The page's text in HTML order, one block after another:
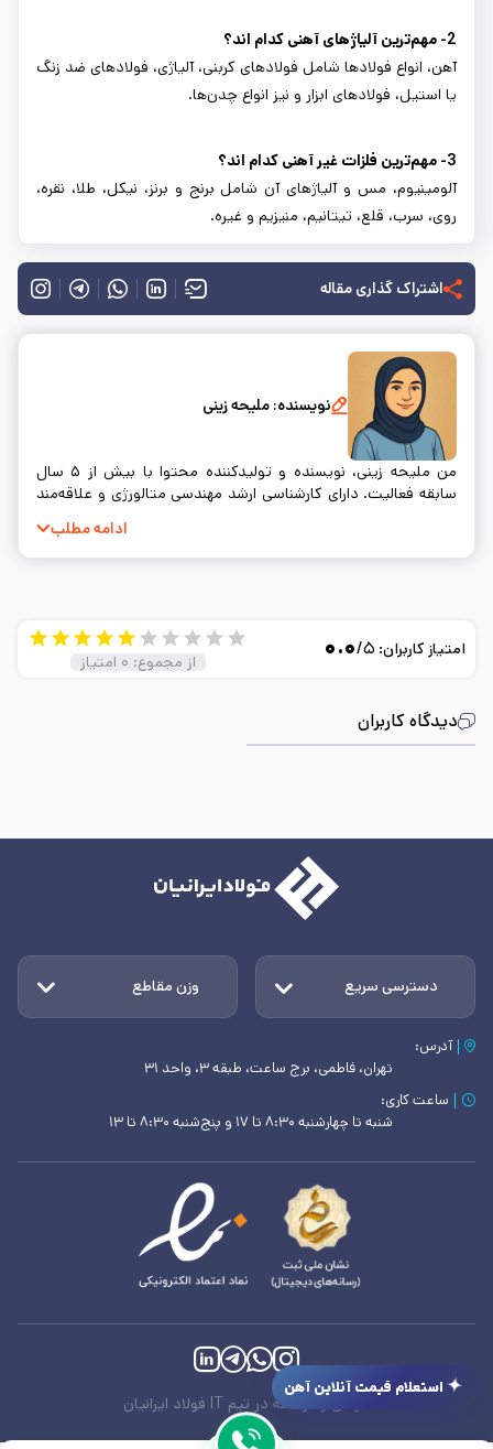
2- مهم‌ترین آلیاژهای آهنی کدام اند؟
آهن، انواع فولادها شامل فولادهای کربنی، آلیاژی، فولادهای ضد زنگ
یا استیل، فولادهای ابزار و نیز انواع چدن‌ها.
3- مهم‌ترین فلزات غیر آهنی کدام اند؟
آلومینیوم، مس و آلیاژهای آن شامل برنج و برنز، نیکل، طلا، نقره،
روی، سرب، قلع، تیتانیم، منیزیم و غیره.
اشتراک گذاری مقاله
نویسنده: ملیحه زینی
من ملیحه زینی، نویسنده و تولیدکننده محتوا با بیش از ۵ سال
سابقه فعالیت. دارای کارشناسی ارشد مهندسی متالورژی و علاقه‌مند
ادامه مطلب
دیدگاه کاربران
امتیاز کاربران: ۰.۰/۵
از مجموع: ۰ امتیاز
دسترسی سریع وزن مقاطع
آدرس:
تهران، فاطمی، برج ساعت، طبقه ۳، واحد ۳۱
ساعت کاری:
شنبه تا چهارشنبه ۸:۳۰ تا ۱۷ و پنج‌شنبه ۸:۳۰ تا ۱۳
طراحی و توسعه در تیم IT فولاد ایرانیان
استعلام قیمت آنلاین آهن